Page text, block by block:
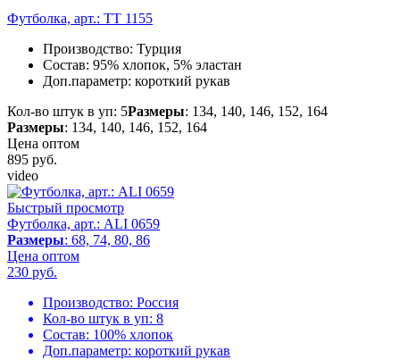
Футболка, арт.: TT 1155
Производство: Турция
Состав: 95% хлопок, 5% эластан
Доп.параметр: короткий рукав
Кол-во штук в уп: 5Размеры: 134, 140, 146, 152, 164
Размеры: 134, 140, 146, 152, 164
Цена оптом
895 руб.
video
Быстрый просмотр
Футболка, арт.: ALI 0659
Размеры: 68, 74, 80, 86
Цена оптом
230 руб.
Производство: Россия
Кол-во штук в уп: 8
Состав: 100% хлопок
Доп.параметр: короткий рукав